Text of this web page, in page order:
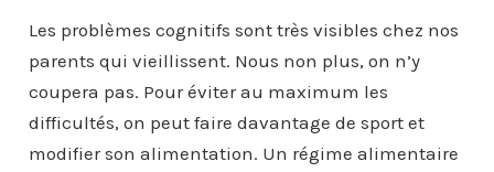
Les problèmes cognitifs sont très visibles chez nos
parents qui vieillissent. Nous non plus, on n’y
coupera pas. Pour éviter au maximum les
difficultés, on peut faire davantage de sport et
modifier son alimentation. Un régime alimentaire